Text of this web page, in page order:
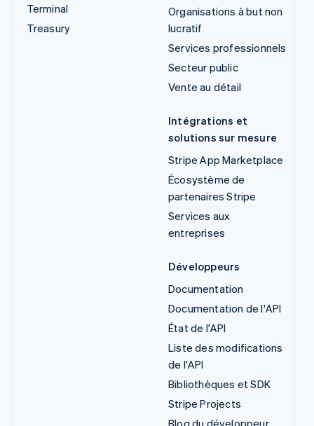
Terminal
Treasury
Organisations à but non
lucratif
Services professionnels
Secteur public
Vente au détail
Intégrations et
solutions sur mesure
Stripe App Marketplace
Écosystème de
partenaires Stripe
Services aux
entreprises
Développeurs
Documentation
Documentation de l'API
État de l'API
Liste des modifications
de l'API
Bibliothèques et SDK
Stripe Projects